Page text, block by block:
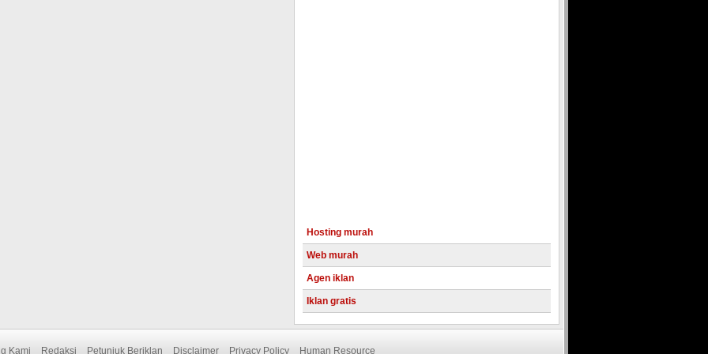
Web murah
Agen iklan
Iklan gratis
Adsense indonesia
Kami
Redaksi Petunjuk Beriklan Disclaimer Privacy Policy Human Resource